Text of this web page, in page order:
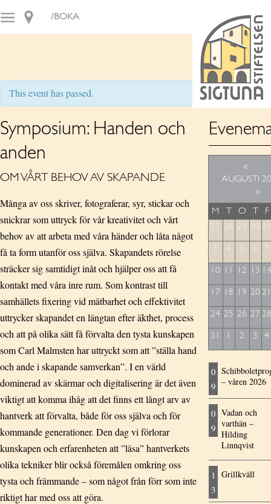
/BOKA
This event has passed.
Symposium: Handen och
anden
OM VÅRT BEHOV AV SKAPANDE
Många av oss skriver, fotograferar, syr, stickar och
snickrar som uttryck för vår kreativitet och vårt
behov av att arbeta med våra händer och låta något
få ta form utanför oss själva. Skapandets rörelse
sträcker sig samtidigt inåt och hjälper oss att få
kontakt med våra inre rum. Som kontrast till
samhällets fixering vid mätbarhet och effektivitet
uttrycker skapandet en längtan efter äkthet, process
och att på olika sätt få förvalta den tysta kunskapen
som Carl Malmsten har uttryckt som att ”ställa hand
och ande i skapande samverkan”. I en värld
dominerad av skärmar och digitalisering är det även
viktigt att komma ihåg att det finns ett långt arv av
hantverk att förvalta, både för oss själva och för
kommande generationer. Den dag vi förlorar
kunskapen och erfarenheten att ”läsa” hantverkets
olika tekniker blir också föremålen omkring oss
tysta och främmande – som något från förr som inte
riktigt har med oss att göra.
«
AUGUSTI
»
M
T O T F
27 28 29 30
3 4 5 6 7
10 11 12 13
17 18 19 20
24 25 26 27
31 1 2 3 4
0
9 – våren 2026
0
9
Vadan och
varthän –
Hilding
Linnqvist
1
3
Grillkväll